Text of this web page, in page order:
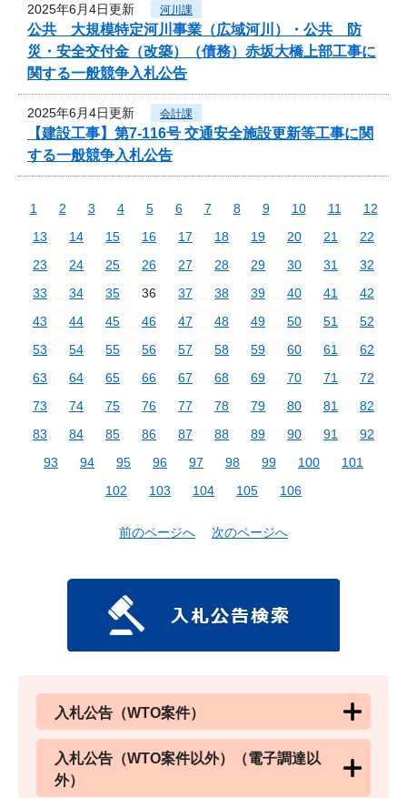
2025年6月4日更新 河川課
公共 大規模特定河川事業（広域河川）・公共 防
災・安全交付金（改築）（債務）赤坂大橋上部工事に
関する一般競争入札公告
2025年6月4日更新 会計課
【建設工事】第7-116号 交通安全施設更新等工事に関
する一般競争入札公告
1 2 3 4 5 6 7 8 9 10 11
12
13
14 15 16 17 18 19 20 21
22
23
24 25 26 27 28 29 30 31
32
33
34 35 36 37 38 39 40 41
42
43
44 45 46 47 48 49 50 51
52
53
54 55 56 57 58 59 60 61
62
63
64 65 66 67 68 69 70 71
72
73
74 75 76 77 78 79 80 81
82
83
84 85 86 87 88 89 90 91
92
93
94 95 96 97 98 99 100
101
102
103 104 105 106
前のページへ 次のページへ
入札公告（WTO案件）
入札公告（WTO案件以外）（電子調達以
外）